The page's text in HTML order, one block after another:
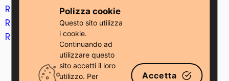
R 1
: 6 mb nel MR (6)
R 2
R 3
Polizza cookie
Questo sito utilizza
i cookie.
Continuando ad
utilizzare questo
sito accetti il ​​loro
utilizzo. Per
Accetta